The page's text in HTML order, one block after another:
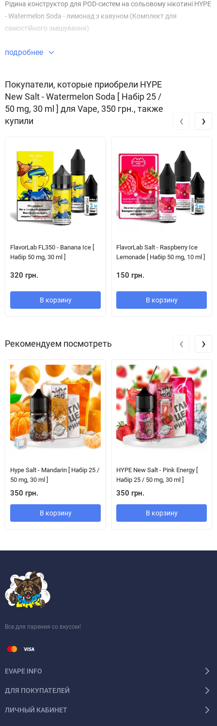
Рідина конструктор для POD-систем на сольовому нікотині HYPE
- Watermelon Soda - лимонад з кавуном (Комплект для
самостійного змішування)
подробнее
Покупатели, которые приобрели HYPE
New Salt - Watermelon Soda [ Набір 25 /
50 mg, 30 ml ] для Vape, 350 грн., также
купили
FlavorLab FL350 - Banana Ice [
Набір 50 mg, 30 ml ]
320 грн.
В корзину
FlavorLab Salt - Raspberry Ice
Lemonade [ Набір 50 mg, 10 ml ]
150 грн.
В корзину
‹ ›
Рекомендуем посмотреть
Hype Salt - Mandarin [ Набір 25 /
50 mg, 30 ml ]
350 грн.
В корзину
HYPE New Salt - Pink Energy [
Набір 25 / 50 mg, 30 ml ]
350 грн.
В корзину
‹ ›
Все для парения со вкусом!
EVAPE INFO
ДЛЯ ПОКУПАТЕЛЕЙ
ЛИЧНЫЙ КАБИНЕТ